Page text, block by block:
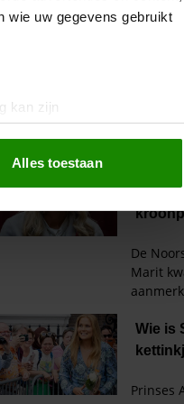
wie uw gegevens gebruikt
kan zijn
te bieden en om ons
partners voor social
die u aan ze heeft
Alles toestaan